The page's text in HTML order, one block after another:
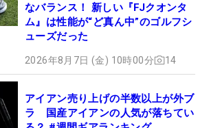
なバランス！ 新しい『FJクオンタ
ム』は性能が“ど真ん中”のゴルフシ
ューズだった
2026年8月7日 (金) 10時00分 14
アイアン売り上げの半数以上が外ブ
ラ 国産アイアンの人気が落ちてい